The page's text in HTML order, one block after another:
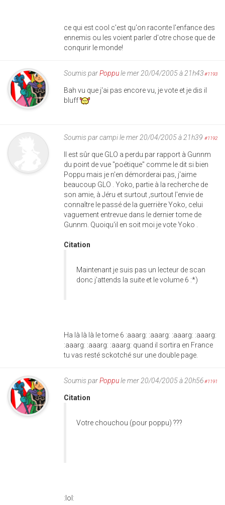
ce qui est cool c'est qu'on raconte l'enfance des
ennemis ou les voient parler d'otre chose que de
conqurir le monde!
Soumis parPoppule mer 20/04/2005 à 21h43#1193
Bah vu que j'ai pas encore vu, je vote et je dis il
bluff
Soumis parcampile mer 20/04/2005 à 21h39 #1192
Il est sûr que GLO a perdu par rapport à Gunnm
du point de vue "poétique" comme le dit si bien
Poppu mais je n'en démorderai pas, j'aime
beaucoup GLO . Yoko, partie à la recherche de
son amie, à Jéru et surtout ,surtout l'envie de
connaître le passé de la guerrière Yoko, celui
vaguement entrevue dans le dernier tome de
Gunnm. Quoiqu'il en soit moi je vote Yoko .
Citation
Maintenant je suis pas un lecteur de scan
donc j'attends la suite et le volume 6 :*)
Ha là là là le tome 6 :aaarg: :aaarg: :aaarg: :aaarg:
:aaarg: :aaarg: :aaarg: quand il sortira en France
tu vas resté sckotché sur une double page.
Soumis parPoppule mer 20/04/2005 à 20h56#1191
Citation
Votre chouchou (pour poppu) ???
:lol: